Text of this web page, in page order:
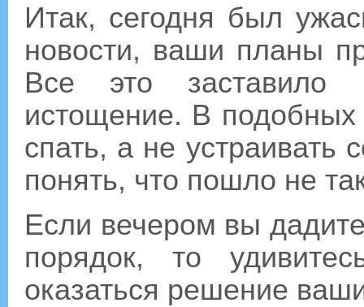
Итак, сегодня был
новости, ваши планы
Все это заставило
истощение. В подобных
спать, а не устраивать
понять, что пошло не
Если вечером вы
порядок, то
оказаться решение